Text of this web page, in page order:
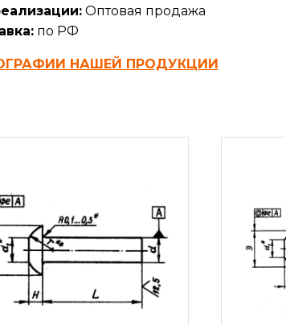
Оптовая продажа
по РФ
НАШЕЙ ПРОДУКЦИИ